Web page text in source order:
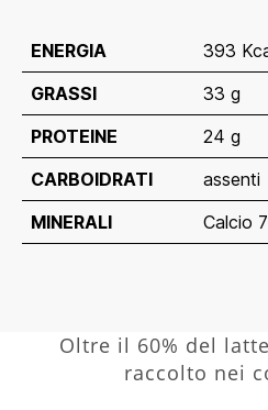
ENERGIA
393
GRASSI
33 g
PROTEINE
24 g
CARBOIDRATI
assenti
MINERALI
Calcio
Oltre il 60% del
raccolto nei